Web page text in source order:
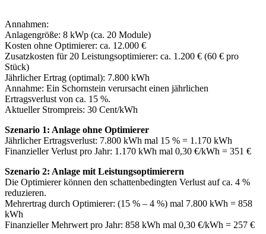
Annahmen:
Anlagengröße: 8 kWp (ca. 20 Module)
Kosten ohne Optimierer: ca. 12.000 €
Zusatzkosten für 20 Leistungsoptimierer: ca. 1.200 € (60 € pro
Stück)
Jährlicher Ertrag (optimal): 7.800 kWh
Annahme: Ein Schornstein verursacht einen jährlichen
Ertragsverlust von ca. 15 %.
Aktueller Strompreis: 30 Cent/kWh
Szenario 1: Anlage ohne Optimierer
Jährlicher Ertragsverlust: 7.800 kWh mal 15 % = 1.170 kWh
Finanzieller Verlust pro Jahr: 1.170 kWh mal 0,30 €/kWh = 351 €
Szenario 2: Anlage mit Leistungsoptimierern
Die Optimierer können den schattenbedingten Verlust auf ca. 4 %
reduzieren.
Mehrertrag durch Optimierer: (15 % – 4 %) mal 7.800 kWh = 858
kWh
Finanzieller Mehrwert pro Jahr: 858 kWh mal 0,30 €/kWh = 257 €